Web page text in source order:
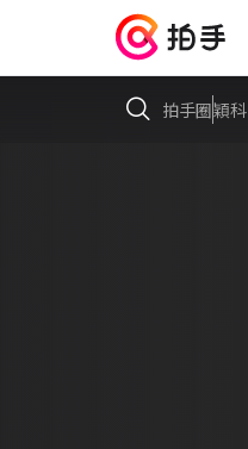
拍手圈穎科